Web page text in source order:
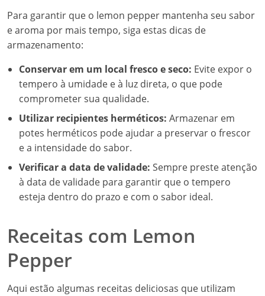
Para garantir que o lemon pepper mantenha seu sabor
e aroma por mais tempo, siga estas dicas de
armazenamento:
Conservar em um local fresco e seco: Evite expor o
tempero à umidade e à luz direta, o que pode
comprometer sua qualidade.
Utilizar recipientes herméticos: Armazenar em
potes herméticos pode ajudar a preservar o frescor
e a intensidade do sabor.
Verificar a data de validade: Sempre preste atenção
à data de validade para garantir que o tempero
esteja dentro do prazo e com o sabor ideal.
Receitas com Lemon
Pepper
Aqui estão algumas receitas deliciosas que utilizam